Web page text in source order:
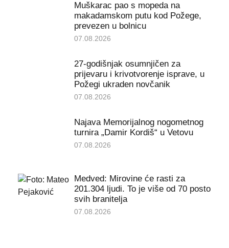
Muškarac pao s mopeda na
makadamskom putu kod Požege,
prevezen u bolnicu
07.08.2026
27-godišnjak osumnjičen za
prijevaru i krivotvorenje isprave, u
Požegi ukraden novčanik
07.08.2026
Najava Memorijalnog nogometnog
turnira „Damir Kordiš“ u Vetovu
07.08.2026
Medved: Mirovine će rasti za
201.304 ljudi. To je više od 70 posto
svih branitelja
07.08.2026